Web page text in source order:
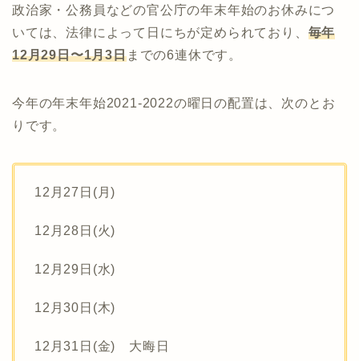
政治家・公務員などの官公庁の年末年始のお休みにつ
いては、法律によって日にちが定められており、 毎年
12月29日〜1月3日までの6連休です。
今年の年末年始2021-2022の曜日の配置は、次のとお
りです。
12月27日(月)
12月28日(火)
12月29日(水)
12月30日(木)
12月31日(金) 大晦日